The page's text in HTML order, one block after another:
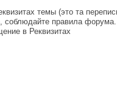
темы (это та
соблюдайте правила форума.
в Реквизитах